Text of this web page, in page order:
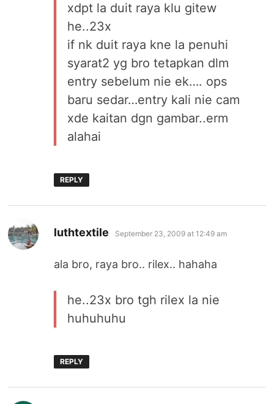
xdpt la duit raya klu gitew
he..23x
if nk duit raya kne la penuhi
syarat2 yg bro tetapkan dlm
entry sebelum nie ek…. ops
baru sedar…entry kali nie cam
xde kaitan dgn gambar..erm
alahai
REPLY
luthtextile says:
September 23, 2009 at 12:49 am
ala bro, raya bro.. rilex.. hahaha
he..23x bro tgh rilex la nie
huhuhuhu
REPLY